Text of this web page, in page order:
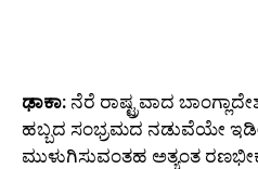
ಢಾಕಾ: ನೆರೆ ರಾಷ್ಟ್ರವಾದ
ಹಬ್ಬದ ಸಂಭ್ರಮದ ನಡುವೆಯೇ ಇಡೀ
ಮುಳುಗಿಸುವಂತಹ ಅತ್ಯಂತ